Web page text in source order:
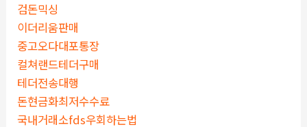
검돈믹싱
이더리움판매
중고오다대포통장
컬쳐랜드테더구매
테더전송대행
돈현금화최저수수료
국내거래소fds우회하는법